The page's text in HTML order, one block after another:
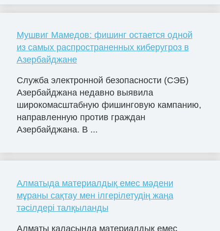
Мушвиг Мамедов: фишинг остается одной
из самых распространенных киберугроз в
Азербайджане
Служба электронной безопасности (СЭБ)
Азербайджана недавно выявила
широкомасштабную фишинговую кампанию,
направленную против граждан
Азербайджана. В ...
Алматыда материалдық емес мәдени
мұраны сақтау мен ілгерілетудің жаңа
тәсілдері талқыланды
Алматы қаласында материалдық емес